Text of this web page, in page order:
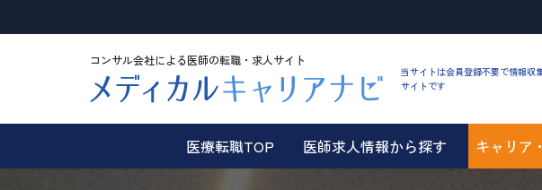
コンサル会社による医師の転職・求人サイト
当サイトは会員登録不要で情報収
サイトです
医療転職TOP 医師求人情報から探す キャリア